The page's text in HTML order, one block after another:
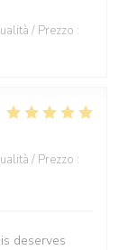
/ Prezzo :
/ Prezzo :
deserves